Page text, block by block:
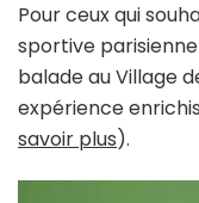
Pour ceux qui
sportive
balade au Village
expérience
savoir plus).